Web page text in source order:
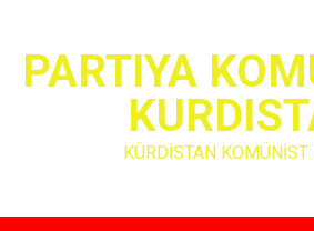
contentPARTIYA
KÜRDİSTAN KOMÜNİST